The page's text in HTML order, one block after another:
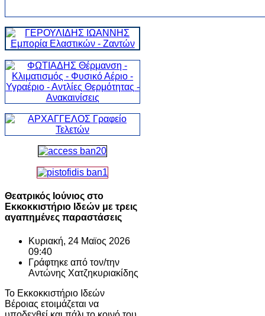
Θεατρικός Ιούνιος στο
Εκκοκκιστήριο Ιδεών με τρεις
αγαπημένες παραστάσεις
Κυριακή, 24 Μαϊος 2026
09:40
Γράφτηκε από τον/την
Αντώνης Χατζηκυριακίδης
Το Εκκοκκιστήριο Ιδεών
Βέροιας ετοιμάζεται να